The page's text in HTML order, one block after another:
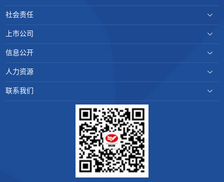
社会责任
上市公司
信息公开
人力资源
联系我们